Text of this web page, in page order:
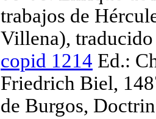
trabajos de
Villena),
copid 1214 Ed.:
Friedrich Biel,
de Burgos,